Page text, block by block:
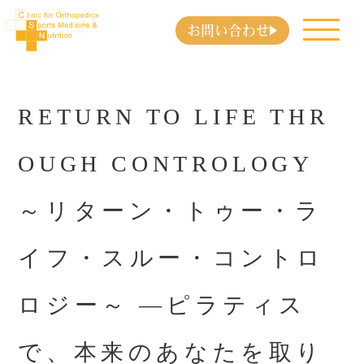
お問い合わせ
RETURN TO LIFE THR
OUGH CONTROLOGY
～リターン・トゥー・ラ
イフ・スルー・コントロ
ロジー～ ―ピラティス
で、本来のあなたを取り